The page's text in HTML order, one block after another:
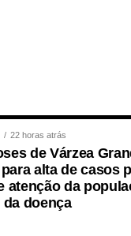
22 horas atrás
de Várzea
alta de casos
atenção da
doença